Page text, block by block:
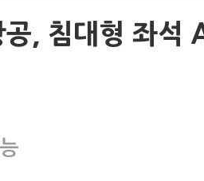
, 침대형 좌석